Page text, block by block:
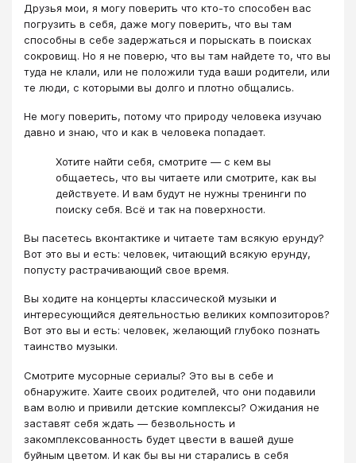
Друзья мои, я могу поверить что кто-то способен вас
погрузить в себя, даже могу поверить, что вы там
способны в себе задержаться и порыскать в поисках
сокровищ. Но я не поверю, что вы там найдете то, что вы
туда не клали, или не положили туда ваши родители, или
те люди, с которыми вы долго и плотно общались.
Не могу поверить, потому что природу человека изучаю
давно и знаю, что и как в человека попадает.
Хотите найти себя, смотрите — с кем вы
общаетесь, что вы читаете или смотрите, как вы
действуете. И вам будут не нужны тренинги по
поиску себя. Всё и так на поверхности.
Вы пасетесь вконтактике и читаете там всякую ерунду?
Вот это вы и есть: человек, читающий всякую ерунду,
попусту растрачивающий свое время.
Вы ходите на концерты классической музыки и
интересующийся деятельностью великих композиторов?
Вот это вы и есть: человек, желающий глубоко познать
таинство музыки.
Смотрите мусорные сериалы? Это вы в себе и
обнаружите. Хаите своих родителей, что они подавили
вам волю и привили детские комплексы? Ожидания не
заставят себя ждать — безвольность и
закомплексованность будет цвести в вашей душе
буйным цветом. И как бы вы ни старались в себя